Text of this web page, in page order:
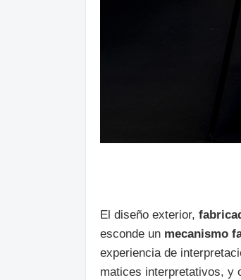
El diseño exterior,
esconde un mecanismo
experiencia de
matices interpretativos, y